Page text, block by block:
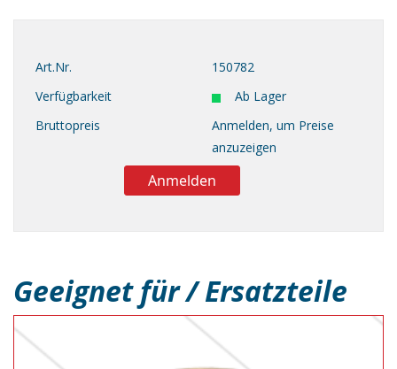
Art.Nr.
150782
Verfügbarkeit
Ab Lager
Bruttopreis
Anmelden, um Preise
anzuzeigen
Anmelden
Geeignet für / Ersatzteile